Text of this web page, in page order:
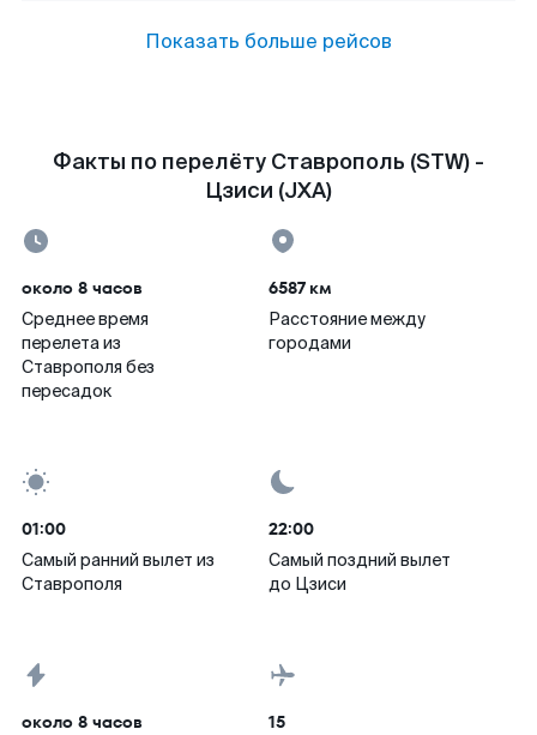
Показать больше рейсов
Факты по перелёту Ставрополь (STW) -
Цзиси (JXA)
около 8 часов
Среднее время
перелета из
Ставрополя без
пересадок
6587 км
Расстояние между
городами
01:00
Самый ранний вылет из
Ставрополя
22:00
Самый поздний вылет
до Цзиси
около 8 часов 15